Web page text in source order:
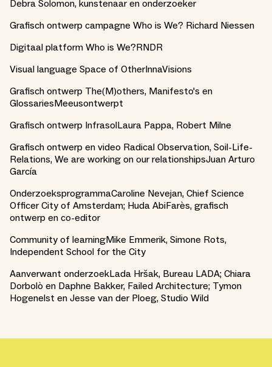
Debra Solomon, kunstenaar en onderzoeker
Grafisch ontwerp campagne Who is We? Richard Niessen
Digitaal platform Who is We?RNDR
Visual language Space of OtherInnaVisions
Grafisch ontwerp The(M)others, Manifesto's en
GlossariesMeeusontwerpt
Grafisch ontwerp InfrasolLaura Pappa, Robert Milne
Grafisch ontwerp en video Radical Observation, Soil-Life-
Relations, We are working on our relationshipsJuan Arturo
García
OnderzoeksprogrammaCaroline Nevejan, Chief Science
Officer City of Amsterdam; Huda AbiFarès, grafisch
ontwerp en co-editor
Community of learningMike Emmerik, Simone Rots,
Independent School for the City
Aanverwant onderzoekLada Hršak, Bureau LADA; Chiara
Dorbolò en Daphne Bakker, Failed Architecture; Tymon
Hogenelst en Jesse van der Ploeg, Studio Wild